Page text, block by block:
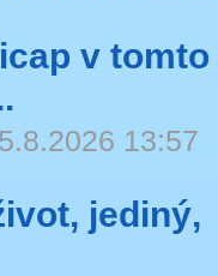
v tomto
5.8.2026 13:57
jediný,